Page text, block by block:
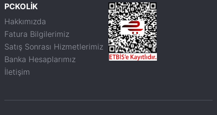
PCKOLİK
Hakkımızda
Fatura Bilgilerimiz
Satış Sonrası Hizmetlerimiz
Banka Hesaplarımız
İletişim